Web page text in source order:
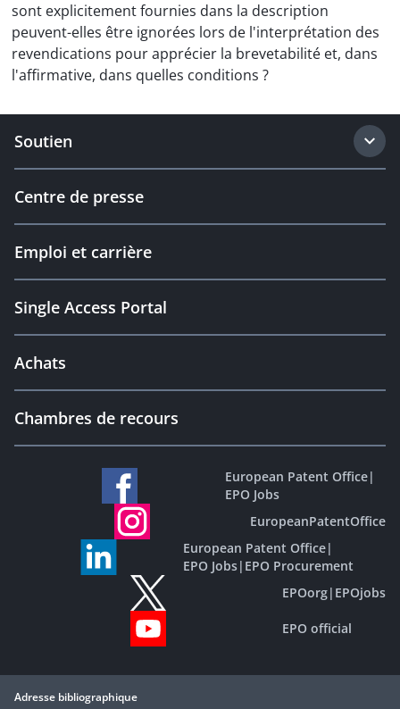
sont explicitement fournies dans la description
peuvent-elles être ignorées lors de l'interprétation des
revendications pour apprécier la brevetabilité et, dans
l'affirmative, dans quelles conditions ?
Soutien
Centre de presse
Emploi et carrière
Single Access Portal
Achats
Chambres de recours
European Patent Office|
EPO Jobs
EuropeanPatentOffice
European Patent Office|
EPO Jobs| EPO Procurement
EPOorg| EPOjobs
EPO official
Adresse bibliographique